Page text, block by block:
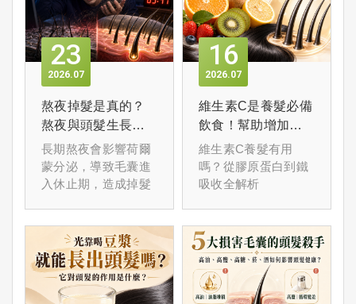
23
07
2026
熬夜掉髮是真的？
熬夜與頭髮生長關
係全解析
長期熬夜會影響荷爾
蒙分泌，導致毛囊進
入休止期，造成掉髮
16
07
2026
維生素C是養髮必備
飲食！幫助增加頭
髮韌性、減少斷髮
維生素C養髮有用
嗎？從膠原蛋白到鐵
吸收全解析